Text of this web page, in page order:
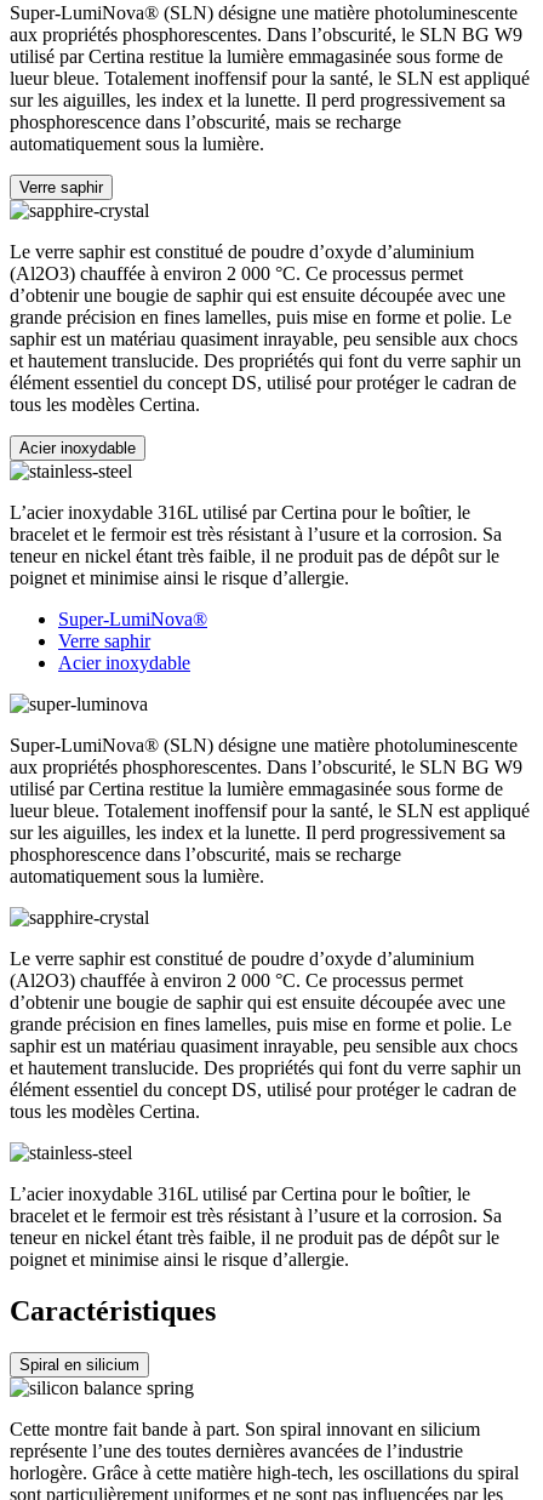
Super-LumiNova® (SLN) désigne une matière photoluminescente
aux propriétés phosphorescentes. Dans l’obscurité, le SLN BG W9
utilisé par Certina restitue la lumière emmagasinée sous forme de
lueur bleue. Totalement inoffensif pour la santé, le SLN est appliqué
sur les aiguilles, les index et la lunette. Il perd progressivement sa
phosphorescence dans l’obscurité, mais se recharge
automatiquement sous la lumière.
Verre saphir
Le verre saphir est constitué de poudre d’oxyde d’aluminium
(Al2O3) chauffée à environ 2 000 °C. Ce processus permet
d’obtenir une bougie de saphir qui est ensuite découpée avec une
grande précision en fines lamelles, puis mise en forme et polie. Le
saphir est un matériau quasiment inrayable, peu sensible aux chocs
et hautement translucide. Des propriétés qui font du verre saphir un
élément essentiel du concept DS, utilisé pour protéger le cadran de
tous les modèles Certina.
Acier inoxydable
L’acier inoxydable 316L utilisé par Certina pour le boîtier, le
bracelet et le fermoir est très résistant à l’usure et la corrosion. Sa
teneur en nickel étant très faible, il ne produit pas de dépôt sur le
poignet et minimise ainsi le risque d’allergie.
Super-LumiNova®
Verre saphir
Acier inoxydable
Super-LumiNova® (SLN) désigne une matière photoluminescente
aux propriétés phosphorescentes. Dans l’obscurité, le SLN BG W9
utilisé par Certina restitue la lumière emmagasinée sous forme de
lueur bleue. Totalement inoffensif pour la santé, le SLN est appliqué
sur les aiguilles, les index et la lunette. Il perd progressivement sa
phosphorescence dans l’obscurité, mais se recharge
automatiquement sous la lumière.
Le verre saphir est constitué de poudre d’oxyde d’aluminium
(Al2O3) chauffée à environ 2 000 °C. Ce processus permet
d’obtenir une bougie de saphir qui est ensuite découpée avec une
grande précision en fines lamelles, puis mise en forme et polie. Le
saphir est un matériau quasiment inrayable, peu sensible aux chocs
et hautement translucide. Des propriétés qui font du verre saphir un
élément essentiel du concept DS, utilisé pour protéger le cadran de
tous les modèles Certina.
L’acier inoxydable 316L utilisé par Certina pour le boîtier, le
bracelet et le fermoir est très résistant à l’usure et la corrosion. Sa
teneur en nickel étant très faible, il ne produit pas de dépôt sur le
poignet et minimise ainsi le risque d’allergie.
Caractéristiques
Spiral en silicium
Cette montre fait bande à part. Son spiral innovant en silicium
représente l’une des toutes dernières avancées de l’industrie
horlogère. Grâce à cette matière high-tech, les oscillations du spiral
sont particulièrement uniformes et ne sont pas influencées par les